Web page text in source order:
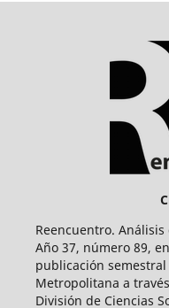
Reencuentro.
Año 37, número 89,
publicación
Metropolitana a
División de Ciencias